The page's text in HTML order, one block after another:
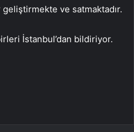
ve satmaktadır.
İstanbul’dan bildiriyor.